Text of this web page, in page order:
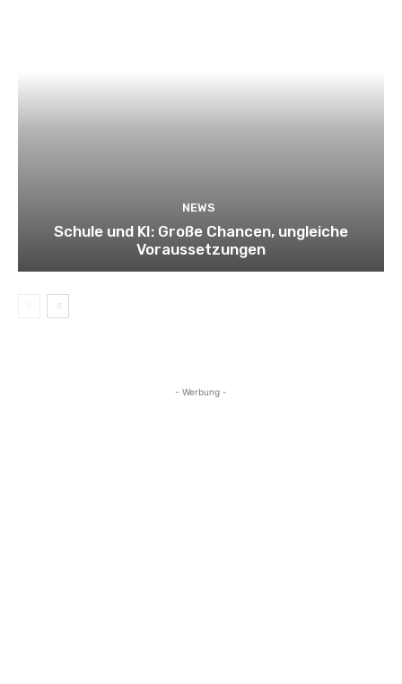
NEWS
Schule und KI: Große Chancen, ungleiche
Voraussetzungen
- Werbung -